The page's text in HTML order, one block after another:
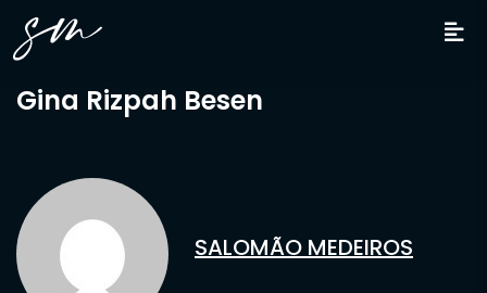
Gina Rizpah Besen
SALOMÃO MEDEIROS